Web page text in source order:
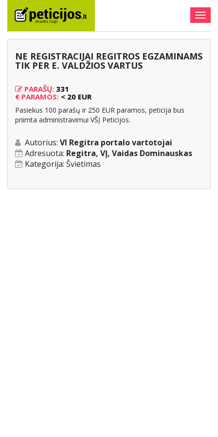
NE REGISTRACIJAI REGITROS EGZAMINAMS
TIK PER E. VALDŽIOS VARTUS
PARAŠŲ: 331
€ PARAMOS: < 20 EUR
Pasiekus 100 parašų ir 250 EUR paramos, peticija bus
priimta administravimui VŠĮ Peticijos.
Autorius: VI Regitra portalo vartotojai
Adresuota: Regitra, VĮ, Vaidas Dominauskas
Kategorija: Švietimas